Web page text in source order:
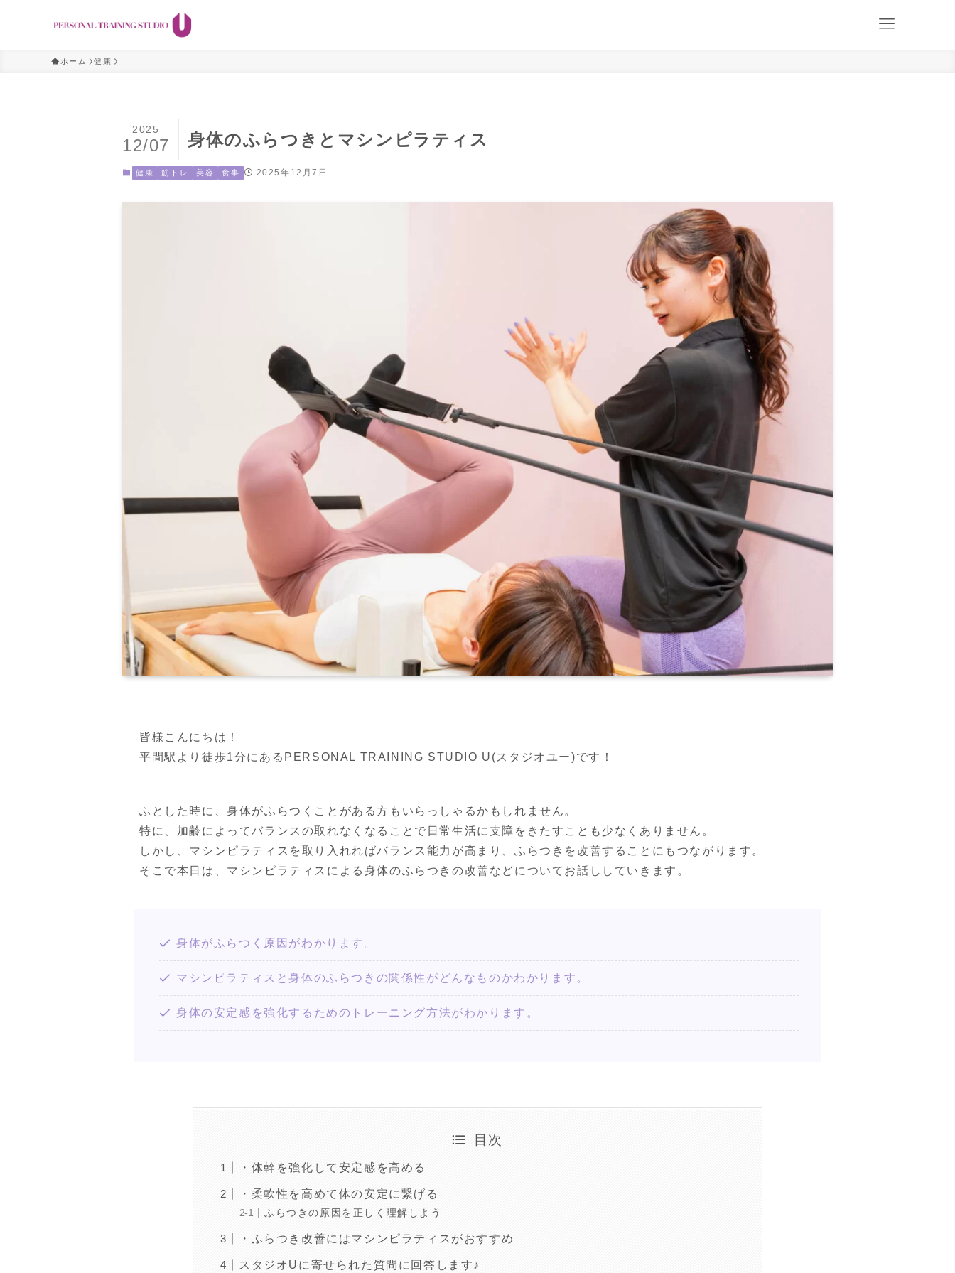
ホーム 健康
身体のふらつきとマシンピラティス
2025
12/07
健康 筋トレ 美容 食事 2025年12月7日
皆様こんにちは！
平間駅より徒歩1分にあるPERSONAL TRAINING STUDIO U(スタジオユー)です！
ふとした時に、身体がふらつくことがある方もいらっしゃるかもしれません。
特に、加齢によってバランスの取れなくなることで日常生活に支障をきたすことも少なくありません。
しかし、マシンピラティスを取り入れればバランス能力が高まり、ふらつきを改善することにもつながります。
そこで本日は、マシンピラティスによる身体のふらつきの改善などについてお話ししていきます。
身体がふらつく原因がわかります。
マシンピラティスと身体のふらつきの関係性がどんなものかわかります。
身体の安定感を強化するためのトレーニング方法がわかります。
目次
・体幹を強化して安定感を高める
・柔軟性を高めて体の安定に繋げる
ふらつきの原因を正しく理解しよう
・ふらつき改善にはマシンピラティスがおすすめ
スタジオUに寄せられた質問に回答します♪